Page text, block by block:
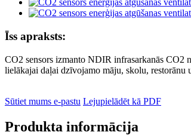
Īss apraksts:
CO2 sensors izmanto NDIR infrasarkanās CO2
lielākajai daļai dzīvojamo māju, skolu, restorānu
Sūtiet mums e-pastu Lejupielādēt kā PDF
Produkta informācija